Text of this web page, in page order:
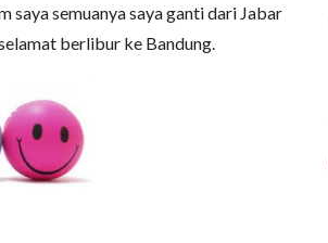
saya semuanya saya ganti dari Jabar
berlibur ke Bandung.